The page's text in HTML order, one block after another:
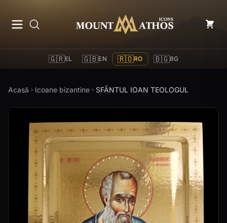
Mount Athos Icons
🇬🇷EL 🇬🇧EN 🇷🇴RO 🇧🇬BG
Acasă Icoane bizantine SFÂNTUL IOAN TEOLOGUL